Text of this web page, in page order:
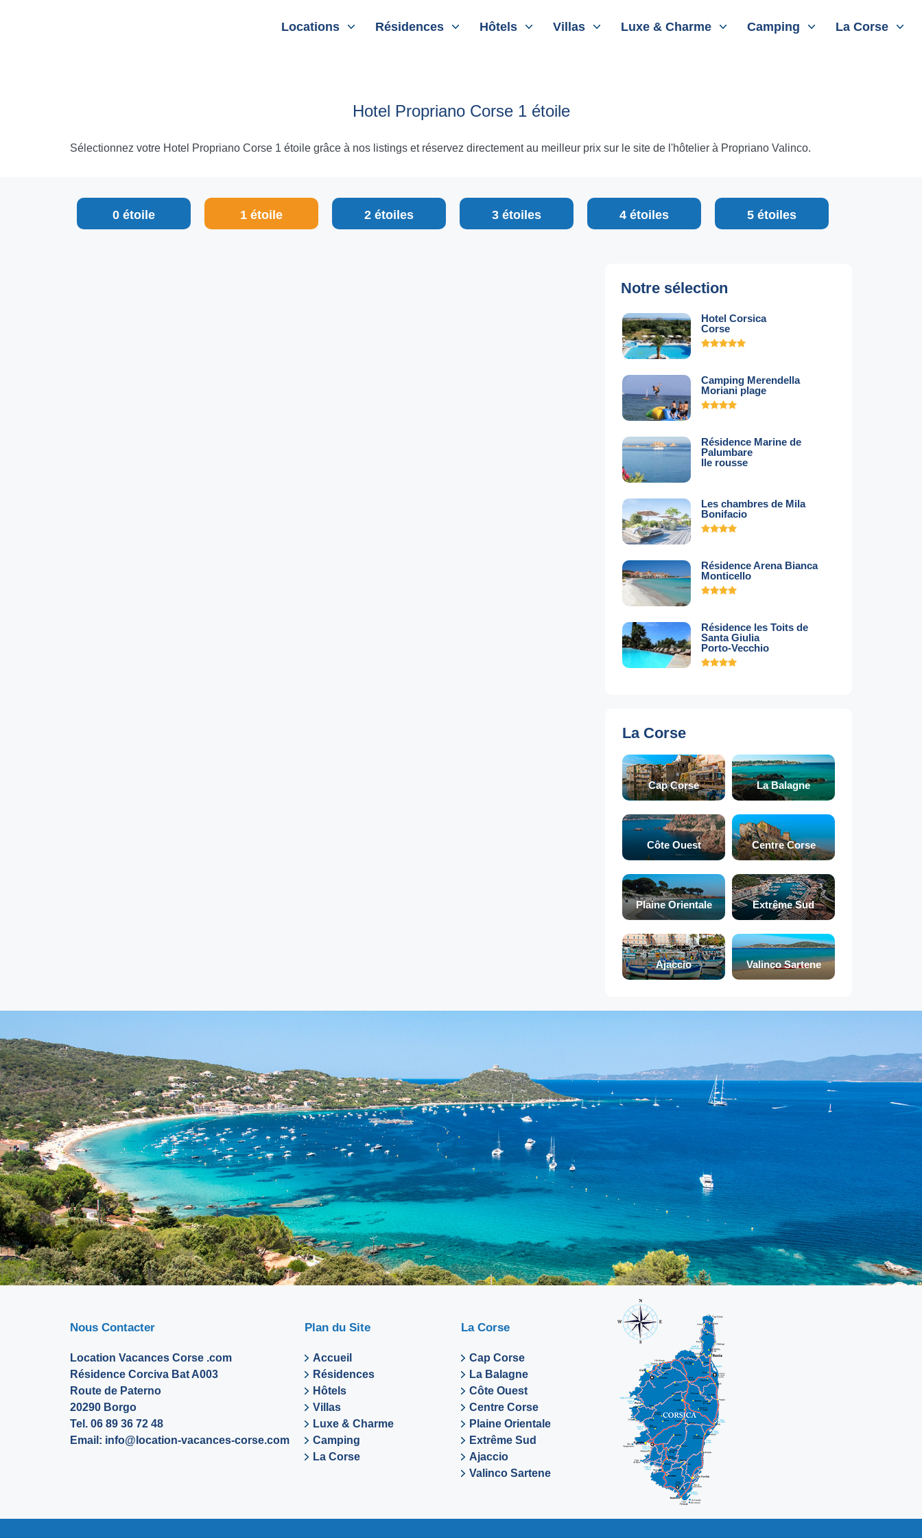
Locations Résidences Hôtels Villas Luxe & Charme Camping La Corse
Hotel Propriano Corse 1 étoile
Sélectionnez votre Hotel Propriano Corse 1 étoile grâce à nos listings et réservez directement au meilleur prix sur le site de l'hôtelier à Propriano Valinco.
0 étoile 1 étoile 2 étoiles 3 étoiles 4 étoiles 5 étoiles
Notre sélection
Hotel Corsica
Corse
Camping Merendella
Moriani plage
Résidence Marine de
Palumbare
Ile rousse
Les chambres de Mila
Bonifacio
Résidence Arena Bianca
Monticello
Résidence les Toits de
Santa Giulia
Porto-Vecchio
La Corse
Cap Corse La Balagne
Côte Ouest Centre Corse
Plaine Orientale Extrême Sud
Ajaccio Valinco Sartene
Nous Contacter
Location Vacances Corse .com
Résidence Corciva Bat A003
Route de Paterno
20290 Borgo
Tel. 06 89 36 72 48
Email: info@location-vacances-corse.com
Plan du Site
Accueil
Résidences
Hôtels
Villas
Luxe & Charme
Camping
La Corse
La Corse
Cap Corse
La Balagne
Côte Ouest
Centre Corse
Plaine Orientale
Extrême Sud
Ajaccio
Valinco Sartene